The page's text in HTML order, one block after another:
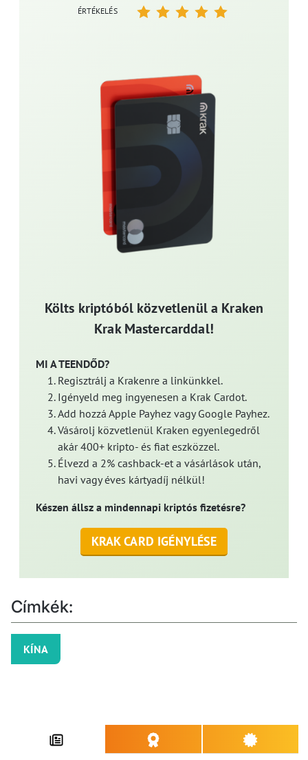
Költs kriptóból közvetlenül a Kraken
Krak Mastercarddal!
MI A TEENDŐD?
Regisztrálj a Krakenre a linkünkkel.
Igényeld meg ingyenesen a Krak Cardot.
Add hozzá Apple Payhez vagy Google Payhez.
Vásárolj közvetlenül Kraken egyenlegedről
akár 400+ kripto- és fiat eszközzel.
Élvezd a 2% cashback-et a vásárlások után,
havi vagy éves kártyadíj nélkül!
Készen állsz a mindennapi kriptós fizetésre?
KRAK CARD IGÉNYLÉSE
ÉRTÉKELÉS
Címkék:
KÍNA